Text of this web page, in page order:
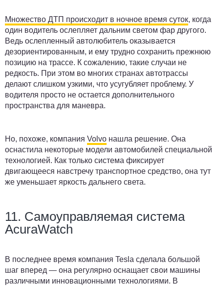
Множество ДТП происходит в ночное время суток, когда
один водитель ослепляет дальним светом фар другого.
Ведь ослепленный автолюбитель оказывается
дезориентированным, и ему трудно сохранить прежнюю
позицию на трассе. К сожалению, такие случаи не
редкость. При этом во многих странах автотрассы
делают слишком узкими, что усугубляет проблему. У
водителя просто не остается дополнительного
пространства для маневра.
Но, похоже, компания Volvo нашла решение. Она
оснастила некоторые модели автомобилей специальной
технологией. Как только система фиксирует
двигающееся навстречу транспортное средство, она тут
же уменьшает яркость дальнего света.
11. Самоуправляемая система
AcuraWatch
В последнее время компания Tesla сделала большой
шаг вперед — она регулярно оснащает свои машины
различными инновационными технологиями. В